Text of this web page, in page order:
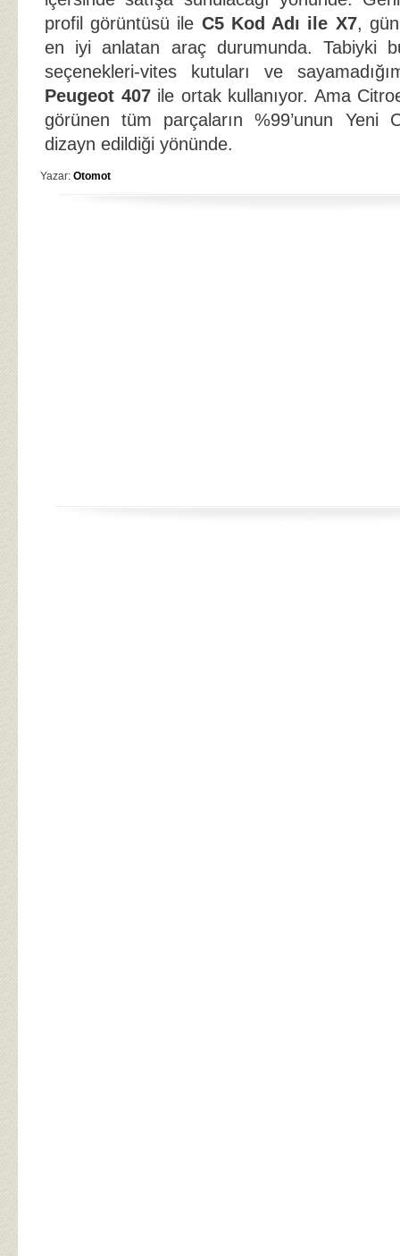
profil görüntüsü ile C5 Kod Adı ile X7,
en iyi anlatan araç durumunda. Tabiyki
seçenekleri-vites kutuları ve
Peugeot 407ile ortak kullanıyor. Ama
görünen tüm parçaların %99’unun Yeni
dizayn edildiği yönünde.
Yazar: Otomot